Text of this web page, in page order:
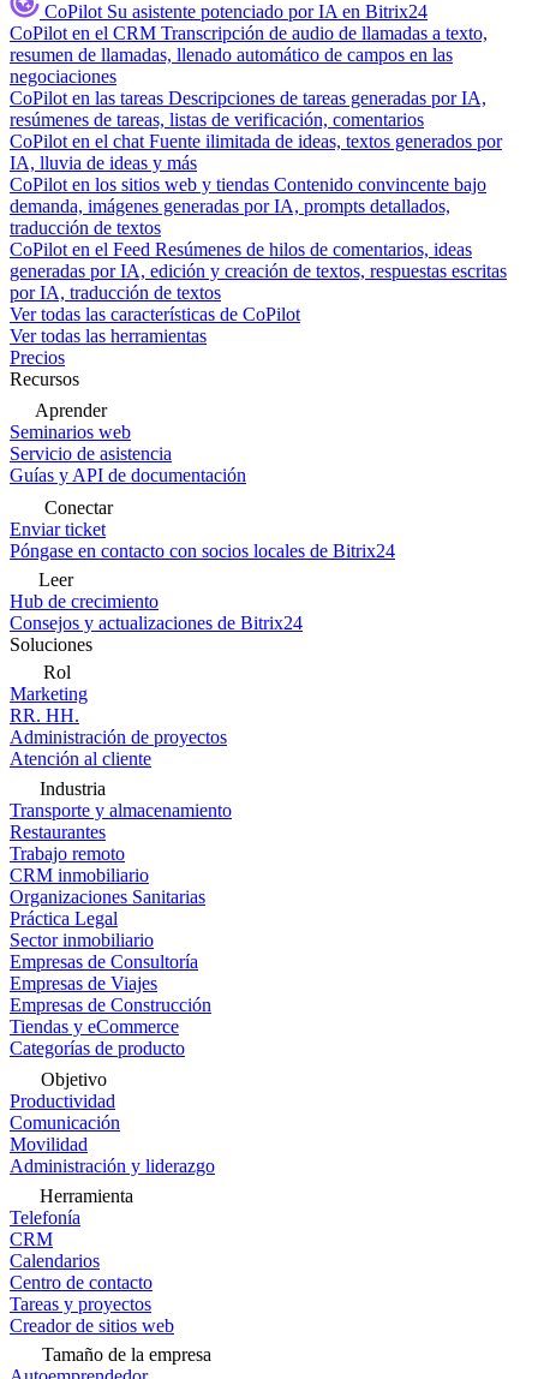
CoPilot Su asistente potenciado por IA en Bitrix24
CoPilot en el CRM Transcripción de audio de llamadas a texto,
resumen de llamadas, llenado automático de campos en las
negociaciones
CoPilot en las tareas Descripciones de tareas generadas por IA,
resúmenes de tareas, listas de verificación, comentarios
CoPilot en el chat Fuente ilimitada de ideas, textos generados por
IA, lluvia de ideas y más
CoPilot en los sitios web y tiendas Contenido convincente bajo
demanda, imágenes generadas por IA, prompts detallados,
traducción de textos
CoPilot en el Feed Resúmenes de hilos de comentarios, ideas
generadas por IA, edición y creación de textos, respuestas escritas
por IA, traducción de textos
Ver todas las características de CoPilot
Ver todas las herramientas
Precios
Recursos
Aprender
Seminarios web
Servicio de asistencia
Guías y API de documentación
Conectar
Enviar ticket
Póngase en contacto con socios locales de Bitrix24
Leer
Hub de crecimiento
Consejos y actualizaciones de Bitrix24
Soluciones
Rol
Marketing
RR. HH.
Administración de proyectos
Atención al cliente
Industria
Transporte y almacenamiento
Restaurantes
Trabajo remoto
CRM inmobiliario
Organizaciones Sanitarias
Práctica Legal
Sector inmobiliario
Empresas de Consultoría
Empresas de Viajes
Empresas de Construcción
Tiendas y eCommerce
Categorías de producto
Objetivo
Productividad
Comunicación
Movilidad
Administración y liderazgo
Herramienta
Telefonía
CRM
Calendarios
Centro de contacto
Tareas y proyectos
Creador de sitios web
Tamaño de la empresa